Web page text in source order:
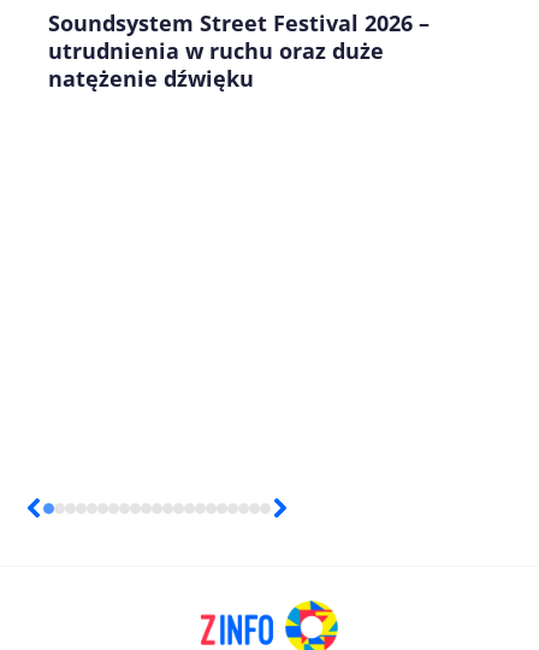
Soundsystem Street Festival 2026 –
utrudnienia w ruchu oraz duże
natężenie dźwięku